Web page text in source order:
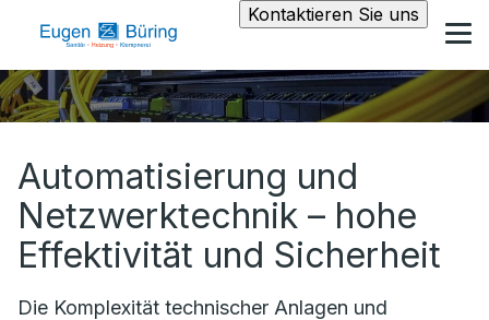
Kontaktieren Sie uns
Automatisierung und
Netzwerktechnik – hohe
Effektivität und Sicherheit
Die Komplexität technischer Anlagen und